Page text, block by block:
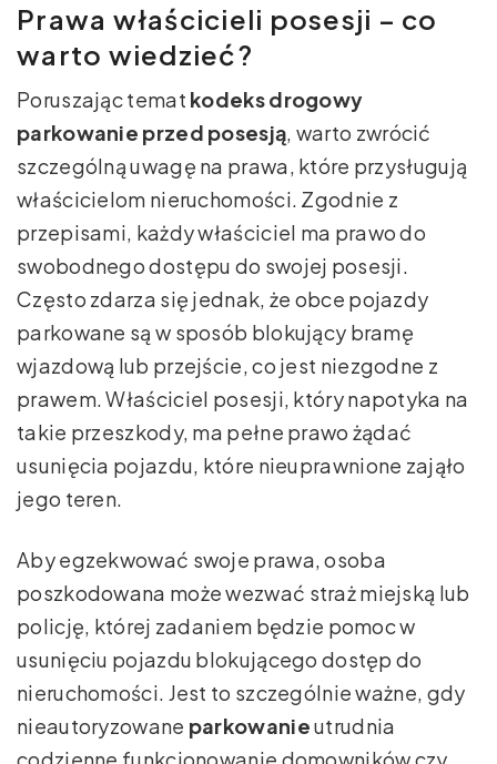
Prawa właścicieli posesji – co
warto wiedzieć?
Poruszając temat kodeks drogowy
parkowanie przed posesją, warto zwrócić
szczególną uwagę na prawa, które przysługują
właścicielom nieruchomości. Zgodnie z
przepisami, każdy właściciel ma prawo do
swobodnego dostępu do swojej posesji.
Często zdarza się jednak, że obce pojazdy
parkowane są w sposób blokujący bramę
wjazdową lub przejście, co jest niezgodne z
prawem. Właściciel posesji, który napotyka na
takie przeszkody, ma pełne prawo żądać
usunięcia pojazdu, które nieuprawnione zająło
jego teren.
Aby egzekwować swoje prawa, osoba
poszkodowana może wezwać straż miejską lub
policję, której zadaniem będzie pomoc w
usunięciu pojazdu blokującego dostęp do
nieruchomości. Jest to szczególnie ważne, gdy
nieautoryzowane parkowanieutrudnia
codzienne funkcjonowanie domowników czy